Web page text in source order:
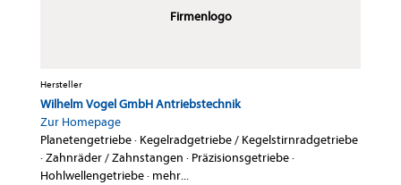
Firmenlogo
Hersteller
Wilhelm Vogel GmbH Antriebstechnik
Zur Homepage
Planetengetriebe· Kegelradgetriebe / Kegelstirnradgetriebe
·Zahnräder / Zahnstangen · Präzisionsgetriebe·
Hohlwellengetriebe· mehr...